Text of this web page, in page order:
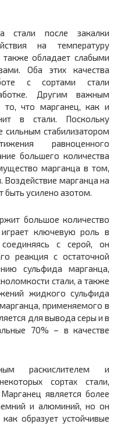
стали после закалки
на температуру
обладает слабыми
Оба этих качества
с сортами стали
Другим важным
то, что марганец, как и
в стали. Поскольку
сильным стабилизатором
равноценного
большего количества
марганца в том,
Воздействие марганца на
усилено азотом.
большое количество
ключевую роль в
с серой, он
реакция с остаточной
сульфида марганца,
стали, а также
жидкого сульфида
применяемого в
для вывода серы и в
70% – в качестве
раскислителем и
сортах стали,
является более
и алюминий, но он
образует устойчивые